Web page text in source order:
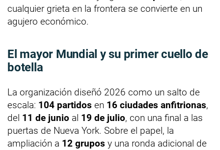
cualquier grieta en la frontera se convierte en un
agujero económico.
El mayor Mundial y su primer cuello de
botella
La organización diseñó 2026 como un salto de
escala: 104 partidos en 16 ciudades anfitrionas,
del 11 de junio al 19 de julio, con una final a las
puertas de Nueva York. Sobre el papel, la
ampliación a 12 grupos y una ronda adicional de